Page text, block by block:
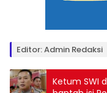
Editor: Admin Redaksi
Ketum SWI